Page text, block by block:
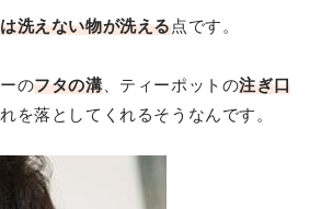
洗えない物が洗える点です。
のフタの溝、ティーポットの注ぎ口
を落としてくれるそうなんです。